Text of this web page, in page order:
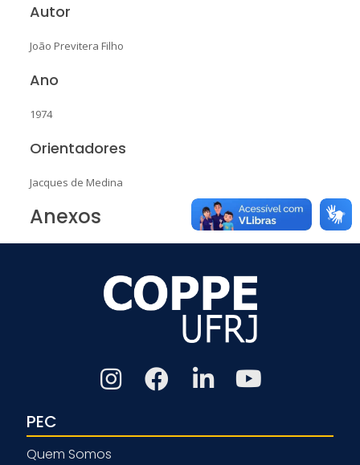
Autor
João Previtera Filho
Ano
1974
Orientadores
Jacques de Medina
Anexos
PEC
Quem Somos